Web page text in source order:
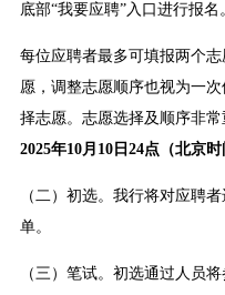
底部“我要应聘”入口进行报名
每位应聘者最多可填报两个
愿，调整志愿顺序也视为一
择志愿。志愿选择及顺序非
2025年10月10日24点（北京时
（二）初选。我行将对应聘
单。
（三）笔试。初选通过人员